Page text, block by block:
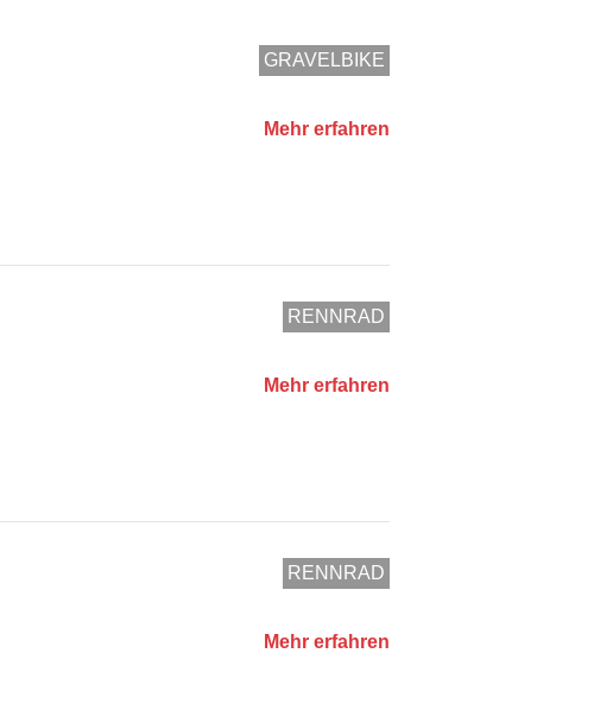
GRAVELBIKE
Mehr erfahren
RENNRAD
Mehr erfahren
RENNRAD
Mehr erfahren